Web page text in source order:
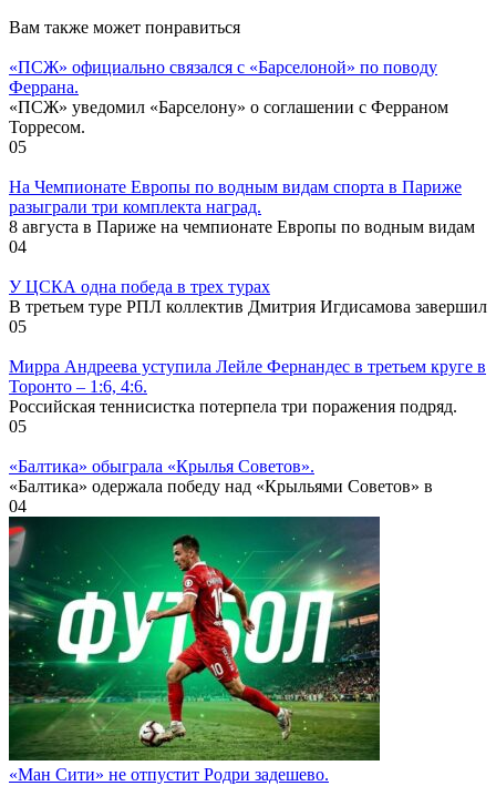
Вам также может понравиться
«ПСЖ» официально связался с «Барселоной» по поводу
Феррана.
«ПСЖ» уведомил «Барселону» о соглашении с Ферраном
Торресом.
05
На Чемпионате Европы по водным видам спорта в Париже
разыграли три комплекта наград.
8 августа в Париже на чемпионате Европы по водным видам
04
У ЦСКА одна победа в трех турах
В третьем туре РПЛ коллектив Дмитрия Игдисамова завершил
05
Мирра Андреева уступила Лейле Фернандес в третьем круге в
Торонто – 1:6, 4:6.
Российская теннисистка потерпела три поражения подряд.
05
«Балтика» обыграла «Крылья Советов».
«Балтика» одержала победу над «Крыльями Советов» в
04
«Ман Сити» не отпустит Родри задешево.